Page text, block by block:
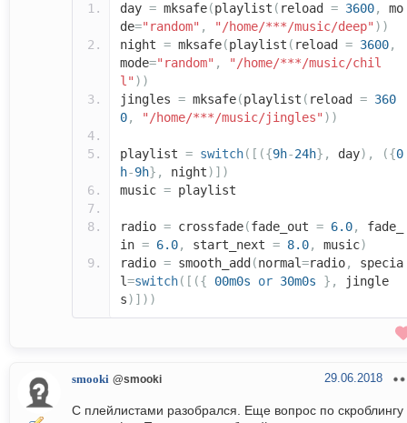
day = mksafe(playlist ( reload = 3600,
mo
de="random" , "/home/***/music/deep" ))
night = mksafe(playlist ( reload = 3600,
mode="random" ,
"/home/***/music/chil
l" ))
jingles = mksafe(playlist ( reload = 360
0, "/home/***/music/jingles" ))
playlist = switch([({9h-24h}, day), ({0
h-9h}, night)])
music = playlist
radio = crossfade(fade_out = 6.0,
fade_
in = 6.0, start_next = 8.0, music)
radio = smooth_add (normal=radio,
specia
l=switch([({ 00m0s or 30m0s },
jingle
s)]))
smooki @smooki 29.06.2018
С плейлистами разобрался. Еще вопрос по скроблингу